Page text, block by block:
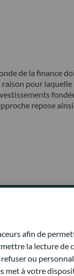
de la finance
pour
repose
afin de
la lecture
ou
met à votre